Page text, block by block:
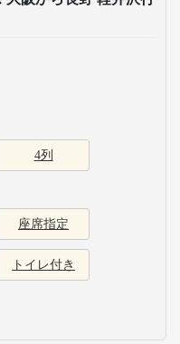
4列
座席指定
トイレ付き